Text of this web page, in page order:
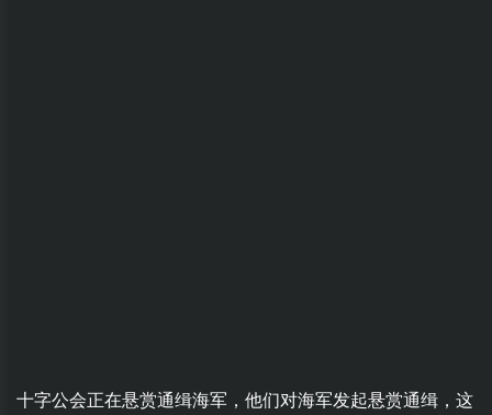
十字公会正在悬赏通缉海军，他们对海军发起悬赏通缉，这